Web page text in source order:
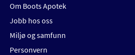
Om Boots Apotek
Jobb hos oss
Miljø og samfunn
Personvern